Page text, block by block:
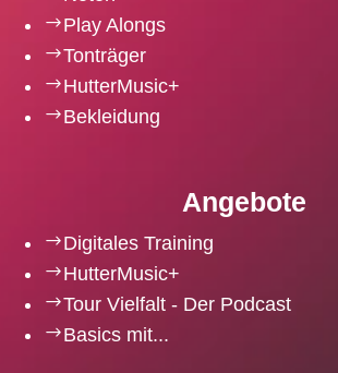
$Play Alongs
$Tonträger
$HutterMusic+
$Bekleidung
Angebote
$Digitales Training
$HutterMusic+
$Tour Vielfalt - Der Podcast
$Basics mit...